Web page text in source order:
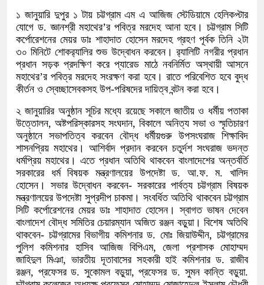
১ জানুয়ারি দুপুর ১ টায় চট্টগ্রাম এম এ আজিজ স্টেডিয়ামে হেলিকপ্টার
যোগে ড. জ্ঞানশ্রী মহাথের’র পবিত্র মরদেহ আনা হবে। চট্টগ্রাম সিটি
কর্পোরেশনের মেয়র ডাঃ শাহাদাত হোসেন মরদেহ গ্রহণ পূর্বক তিনি ২টা
৩০ মিনিটে শোকর‌্যালির শুভ উদ্বোধন করবেন। র‌্যালিটি নগরীর প্রধান
প্রধান সড়ক প্রদক্ষিণ করে প্যারেড মাঠে নবনির্মিত অস্থায়ী আসনে
মহাথের’র পবিত্র মরদেহ সংরক্ষণ করা হবে। রাতে পরিবেশিত হবে বুদ্ধ
কীর্তন ও স্বেচ্ছাসেবকসহ উপ-পরিষদের দায়িত্ব বন্টন করা হবে।
২ জানুয়ারির অনুষ্ঠান সূচির মধ্যে রয়েছে সকালে জাতীয় ও ধর্মীয় পতাকা
উত্তোলন, অষ্টপরিস্কারসহ সংঘদান, বিকালে অনিত্য সভা ও স্মৃতিচারণ
অনুষ্ঠানে সভাপতিত্ব করবেন বৌদ্ধ ধর্মীয়গুরু উপসংঘরাজ শিক্ষাবিদ
শাসনপ্রিয় মহাথের। আশির্বাদ প্রদান করবেন চতুর্দশ সংঘরাজ ভদন্ত
ধর্মপ্রিয় মহাথের। এতে প্রধান অতিথি থাকবেন বাংলাদেশের অন্তর্বর্তি
সরকারের ধর্ম বিষয়ক মন্ত্রণালয়ের উপদেষ্টা ড. আ.ফ. ম. খালিদ
হোসেন। সভার উদ্বোধন করবেন- সরকারের পার্বত্য চট্টগ্রাম বিষয়ক
মন্ত্রণালয়ের উপদেষ্টা সুপ্রদীপ চাকমা। সংবর্ধিত অতিথি থাকবেন চট্টগ্রাম
সিটি কর্পোরেশনের মেয়র ডাঃ শাহাদাত হোসেন। স্বাগত ভাষন দেবেন
বাংলাদেশ বৌদ্ধ সমিতির চেয়ারম্যান অজিত রঞ্জন বড়ুয়া। বিশেষ অতিথি
থাকবেন- চট্টগ্রামের বিভাগীয় কমিশনার ড. মোঃ জিয়াউদ্দীন, চট্টগ্রামের
পুলিশ কমিশনার হাসিব আজিজ বিপিএম, জেলা প্রশাসক মোহাম্মদ
জাহিদুল মিঞা, ভারতীয় দূতাবাসের সহকারী হাই কমিশনার ড. রাজীব
রঞ্জন, প্রফেসর ড. সুকোমল বড়ুয়া, প্রফেসর ড. সুমন কান্তি বড়ুয়া.